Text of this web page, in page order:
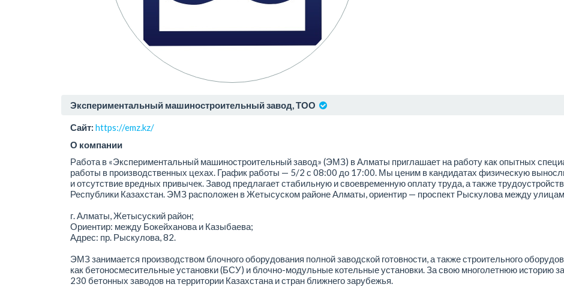
Экспериментальный машиностроительный завод, ТОО
Сайт: https://emz.kz/
О компании
Работа в «Экспериментальный машиностроительный завод» (ЭМЗ) в Алматы приглашает на работу как опытных
работы в производственных цехах. График работы — 5/2 с 08:00 до 17:00. Мы ценим в кандидатах физическую
и отсутствие вредных привычек. Завод предлагает стабильную и своевременную оплату труда, а также
Республики Казахстан. ЭМЗ расположен в Жетысуском районе Алматы, ориентир — проспект Рыскулова между
г. Алматы, Жетысуский район;
Ориентир: между Бокейханова и Казыбаева;
Адрес: пр. Рыскулова, 82.
ЭМЗ занимается производством блочного оборудования полной заводской готовности, а также строительного
как бетоносмесительные установки (БСУ) и блочно-модульные котельные установки. За свою многолетнюю историю
230 бетонных заводов на территории Казахстана и стран ближнего зарубежья.